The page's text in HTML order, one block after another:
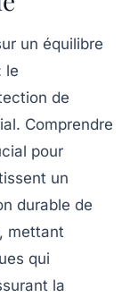
un équilibre
le
de
. Comprendre
pour
un
durable de
mettant
qui
la